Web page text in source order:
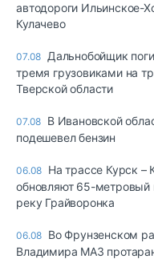
автодороги Ильинское-
Кулачево
07.08 Дальнобойщик
тремя грузовиками на
Тверской области
07.08 В Ивановской
подешевел бензин
06.08 На трассе Курск –
обновляют 65-метровый
реку Грайворонка
06.08 Во Фрунзенском
Владимира МАЗ